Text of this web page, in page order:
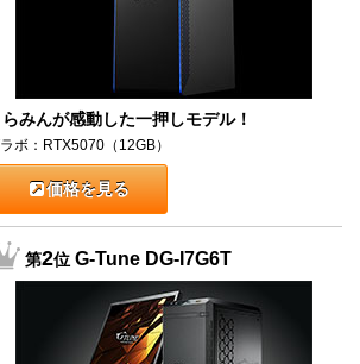
みんが感動した一押しモデル！
ボ：RTX5070（12GB）
価格を見る
第2位G-Tune DG-I7G6T